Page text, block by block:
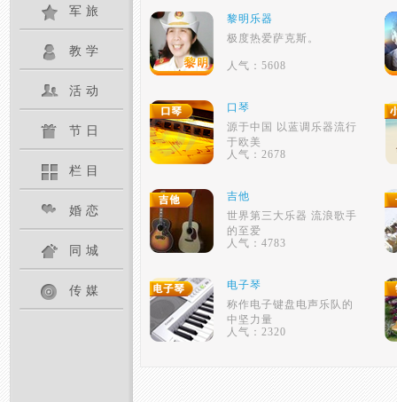
军旅
教学
活动
节日
栏目
婚恋
同城
传媒
黎明乐器
极度热爱萨克斯。
人气：5608
口琴
源于中国 以蓝调乐器流行
于欧美
人气：2678
吉他
世界第三大乐器 流浪歌手
的至爱
人气：4783
电子琴
称作电子键盘电声乐队的
中坚力量
人气：2320